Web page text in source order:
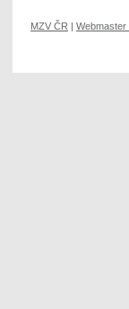
MZV ČR | Webmaster